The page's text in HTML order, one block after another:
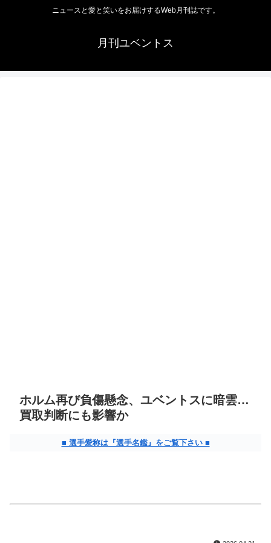
ニュースと愛と笑いをお届けするWeb月刊誌です。
月刊ユベントス
ホルム再び負傷懸念、ユベントスに暗雲…
買取判断にも影響か
■ 選手愛称は『選手名鑑』をご覧下さい ■